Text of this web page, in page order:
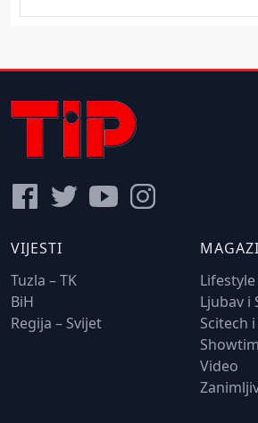
VIJESTI
Tuzla – TK
BiH
Regija – Svijet
Ljubav i
Scitech
Video